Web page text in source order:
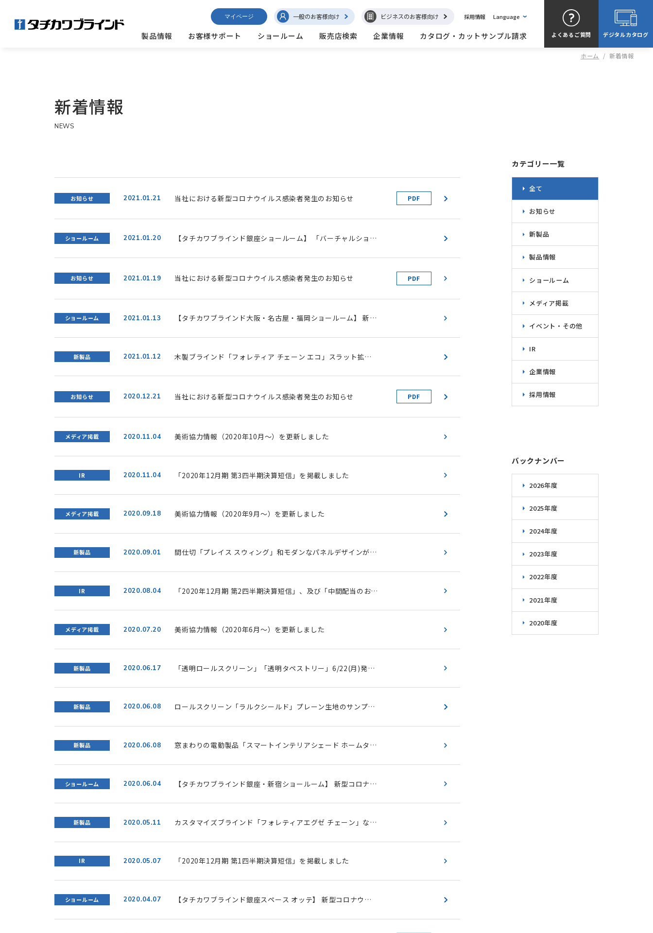
製品情報 お客様サポート ショールーム 販売店検索 企業情報 カタログ・カットサンプル請求
マイページ 一般のお客様向け ビジネスのお客様向け 採用情報 Language
よくあるご質問 デジタルカタログ
ホーム / 新着情報
新着情報
NEWS
お知らせ 2021.01.21 当社における新型コロナウイルス感染者発生のお知らせ PDF
ショールーム 2021.01.20
【タチカワブラインド銀座ショールーム】 「バーチャルショー
お知らせ 2021.01.19 当社における新型コロナウイルス感染者発生のお知らせ PDF
ショールーム 2021.01.13
【タチカワブラインド大阪・名古屋・福岡ショールーム】 新型
新製品 2021.01.12
木製ブラインド「フォレティア チェーン エコ」スラット拡充
プ
お知らせ 2020.12.21 当社における新型コロナウイルス感染者発生のお知らせ PDF
メディア掲載 2020.11.04 美術協力情報（2020年10月～）を更新しました
IR 2020.11.04 「2020年12月期 第3四半期決算短信」を掲載しました
メディア掲載 2020.09.18 美術協力情報（2020年9月～）を更新しました
新製品 2020.09.01
間仕切「プレイス スウィング」和モダンなパネルデザインが新
活用
IR 2020.08.04
「2020年12月期 第2四半期決算短信」、及び「中間配当のお知
メディア掲載 2020.07.20 美術協力情報（2020年6月～）を更新しました
新製品 2020.06.17
「透明ロールスクリーン」「透明タペストリー」6/22(月)発売
新製品 2020.06.08
ロールスクリーン「ラルクシールド」プレーン生地のサンプル
新製品 2020.06.08
窓まわりの電動製品「スマートインテリアシェード ホームタコ
7/1(水)発売
ショールーム 2020.06.04
【タチカワブラインド銀座・新宿ショールーム】 新型コロナウ
新製品 2020.05.11
カスタマイズブラインド「フォレティアエグゼ チェーン」など
IR 2020.05.07 「2020年12月期 第1四半期決算短信」を掲載しました
ショールーム 2020.04.07
【タチカワブラインド銀座スペース オッテ】 新型コロナウイ
止ご案内
カテゴリー一覧
全て
お知らせ
新製品
製品情報
ショールーム
メディア掲載
イベント・その他
IR
企業情報
採用情報
バックナンバー
2026年度
2025年度
2024年度
2023年度
2022年度
2021年度
2020年度